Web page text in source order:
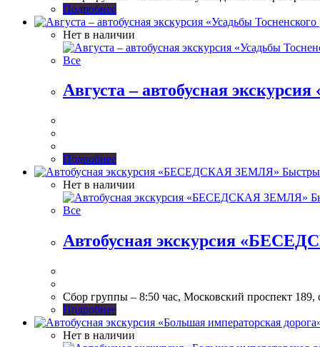
Подробнее
Нет в наличии
Все
Августа – автобусная
Подробнее
Нет в наличии
Все
Автобусная экскурсия
Сбор группы – 8:50 час, Московский проспект
Подробнее
Нет в наличии